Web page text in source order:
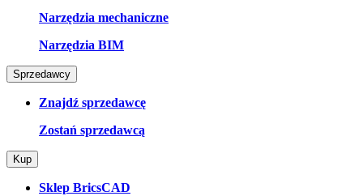
Narzędzia mechaniczne
Narzędzia BIM
Sprzedawcy
Znajdź sprzedawcę
Zostań sprzedawcą
Kup
Sklep BricsCAD